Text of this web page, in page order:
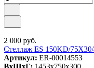
2 000 руб.
Стеллаж ES 150KD/
Артикул: ER-00014553
ВxШxГ: 1453x750x300